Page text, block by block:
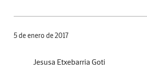
5 de enero de 2017
Jesusa Etxebarria Goti